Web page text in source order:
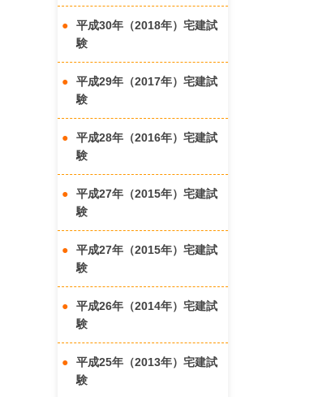
平成30年（2018年）宅建試
験
平成29年（2017年）宅建試
験
平成28年（2016年）宅建試
験
平成27年（2015年）宅建試
験
平成27年（2015年）宅建試
験
平成26年（2014年）宅建試
験
平成25年（2013年）宅建試
験